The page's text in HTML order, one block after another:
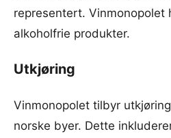
representert. Vinmonopolet
alkoholfrie produkter.
Utkjøring
Vinmonopolet tilbyr
norske byer. Dette